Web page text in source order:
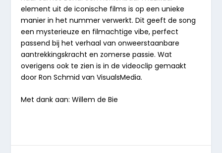
element uit de iconische films is op een unieke
manier in het nummer verwerkt. Dit geeft de song
een mysterieuze en filmachtige vibe, perfect
passend bij het verhaal van onweerstaanbare
aantrekkingskracht en zomerse passie. Wat
overigens ook te zien is in de videoclip gemaakt
door Ron Schmid van VisualsMedia.
Met dank aan: Willem de Bie